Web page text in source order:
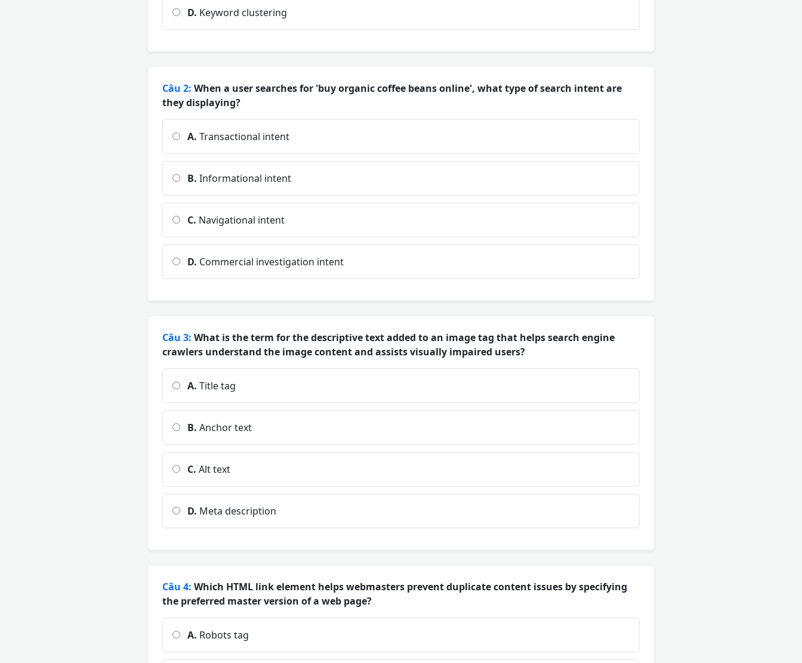
D. Keyword clustering
Câu 2: When a user searches for 'buy organic coffee beans online', what type of search intent are
they displaying?
A. Transactional intent
B. Informational intent
C. Navigational intent
D. Commercial investigation intent
Câu 3: What is the term for the descriptive text added to an image tag that helps search engine
crawlers understand the image content and assists visually impaired users?
A. Title tag
B. Anchor text
C. Alt text
D. Meta description
Câu 4: Which HTML link element helps webmasters prevent duplicate content issues by specifying
the preferred master version of a web page?
A. Robots tag